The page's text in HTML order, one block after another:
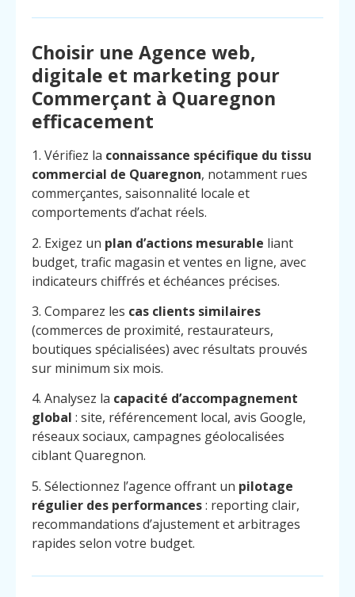
Choisir une Agence web,
digitale et marketing pour
Commerçant à Quaregnon
efficacement
1. Vérifiez la connaissance spécifique du tissu
commercial de Quaregnon, notamment rues
commerçantes, saisonnalité locale et
comportements d’achat réels.
2. Exigez un plan d’actions mesurable liant
budget, trafic magasin et ventes en ligne, avec
indicateurs chiffrés et échéances précises.
3. Comparez les cas clients similaires
(commerces de proximité, restaurateurs,
boutiques spécialisées) avec résultats prouvés
sur minimum six mois.
4. Analysez la capacité d’accompagnement
global : site, référencement local, avis Google,
réseaux sociaux, campagnes géolocalisées
ciblant Quaregnon.
5. Sélectionnez l’agence offrant un pilotage
régulier des performances: reporting clair,
recommandations d’ajustement et arbitrages
rapides selon votre budget.